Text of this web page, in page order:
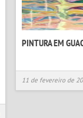
PINTURA EM
11 de fevereiro de